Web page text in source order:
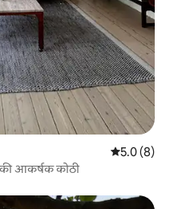
औसत रेटिंग 5
5.0 (8)
आकर्षक कोठी